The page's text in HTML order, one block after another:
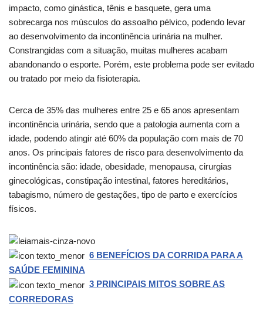
impacto, como ginástica, tênis e basquete, gera uma
sobrecarga nos músculos do assoalho pélvico, podendo levar
ao desenvolvimento da incontinência urinária na mulher.
Constrangidas com a situação, muitas mulheres acabam
abandonando o esporte. Porém, este problema pode ser evitado
ou tratado por meio da fisioterapia.
Cerca de 35% das mulheres entre 25 e 65 anos apresentam
incontinência urinária, sendo que a patologia aumenta com a
idade, podendo atingir até 60% da população com mais de 70
anos. Os principais fatores de risco para desenvolvimento da
incontinência são: idade, obesidade, menopausa, cirurgias
ginecológicas, constipação intestinal, fatores hereditários,
tabagismo, número de gestações, tipo de parto e exercícios
físicos.
6 BENEFÍCIOS DA CORRIDA PARA A
SAÚDE FEMININA
3 PRINCIPAIS MITOS SOBRE AS
CORREDORAS